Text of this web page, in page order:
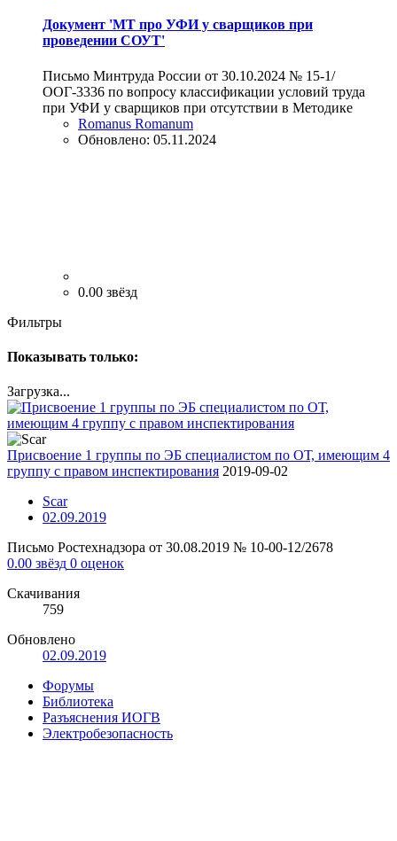
Документ 'МТ про УФИ у сварщиков при
проведении СОУТ'
Письмо Минтруда России от 30.10.2024 № 15-1/
ООГ-3336 по вопросу классификации условий труда
при УФИ у сварщиков при отсутствии в Методике
Romanus Romanum
Обновлено: 05.11.2024
0.00 звёзд
Фильтры
Показывать только:
Загрузка...
Присвоение 1 группы по ЭБ специалистом по ОТ, имеющим 4
группу с правом инспектирования 2019-09-02
Scar
02.09.2019
Письмо Ростехнадзора от 30.08.2019 № 10-00-12/2678
0.00 звёзд 0 оценок
Скачивания
759
Обновлено
02.09.2019
Форумы
Библиотека
Разъяснения ИОГВ
Электробезопасность